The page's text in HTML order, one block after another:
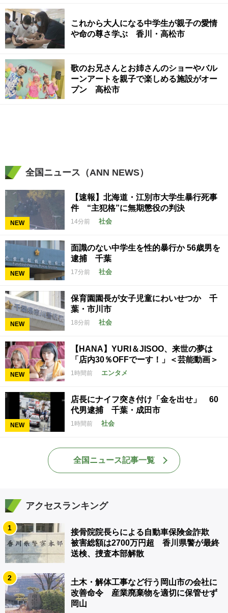
これから大人になる中学生が親子の愛情
や命の尊さ学ぶ 香川・高松市
歌のお兄さんとお姉さんのショーやバル
ーンアートを親子で楽しめる施設がオー
プン 高松市
全国ニュース（ANN NEWS）
NEW
【速報】北海道・江別市大学生暴行死事
件 “主犯格”に無期懲役の判決
14分前 社会
NEW
面識のない中学生を性的暴行か 56歳男を
逮捕 千葉
17分前 社会
NEW
保育園園長が女子児童にわいせつか 千
葉・市川市
18分前 社会
NEW
【HANA】YURI＆JISOO、来世の夢は
「店内30％OFFでーす！」＜芸能動画＞
1時間前 エンタメ
NEW
店長にナイフ突き付け「金を出せ」 60
代男逮捕 千葉・成田市
1時間前 社会
全国ニュース記事一覧
アクセスランキング
1
接骨院院長らによる自動車保険金詐欺
被害総額は2700万円超 香川県警が最終
送検、捜査本部解散
2
土木・解体工事など行う岡山市の会社に
改善命令 産業廃棄物を適切に保管せず
岡山